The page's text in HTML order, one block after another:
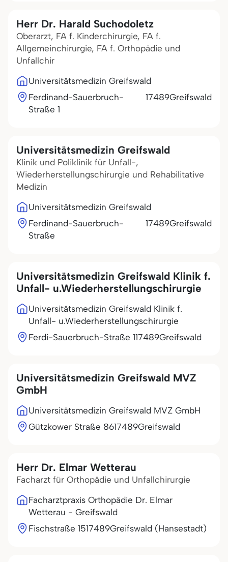
Herr Dr. Harald Suchodoletz
Oberarzt, FA f. Kinderchirurgie, FA f.
Allgemeinchirurgie, FA f. Orthopädie und
Unfallchir
Universitätsmedizin Greifswald
Ferdinand-Sauerbruch-
Straße 1
17489Greifswald
Universitätsmedizin Greifswald
Klinik und Poliklinik für Unfall-,
Wiederherstellungschirurgie und Rehabilitative
Medizin
Universitätsmedizin Greifswald
Ferdinand-Sauerbruch-
Straße
17489Greifswald
Universitätsmedizin Greifswald Klinik f.
Unfall- u.Wiederherstellungschirurgie
Universitätsmedizin Greifswald Klinik f.
Unfall- u.Wiederherstellungschirurgie
Ferdi-Sauerbruch-Straße 117489Greifswald
Universitätsmedizin Greifswald MVZ
GmbH
Universitätsmedizin Greifswald MVZ GmbH
Gützkower Straße 8617489Greifswald
Herr Dr. Elmar Wetterau
Facharzt für Orthopädie und Unfallchirurgie
Facharztpraxis Orthopädie Dr. Elmar
Wetterau - Greifswald
Fischstraße 1517489Greifswald (Hansestadt)